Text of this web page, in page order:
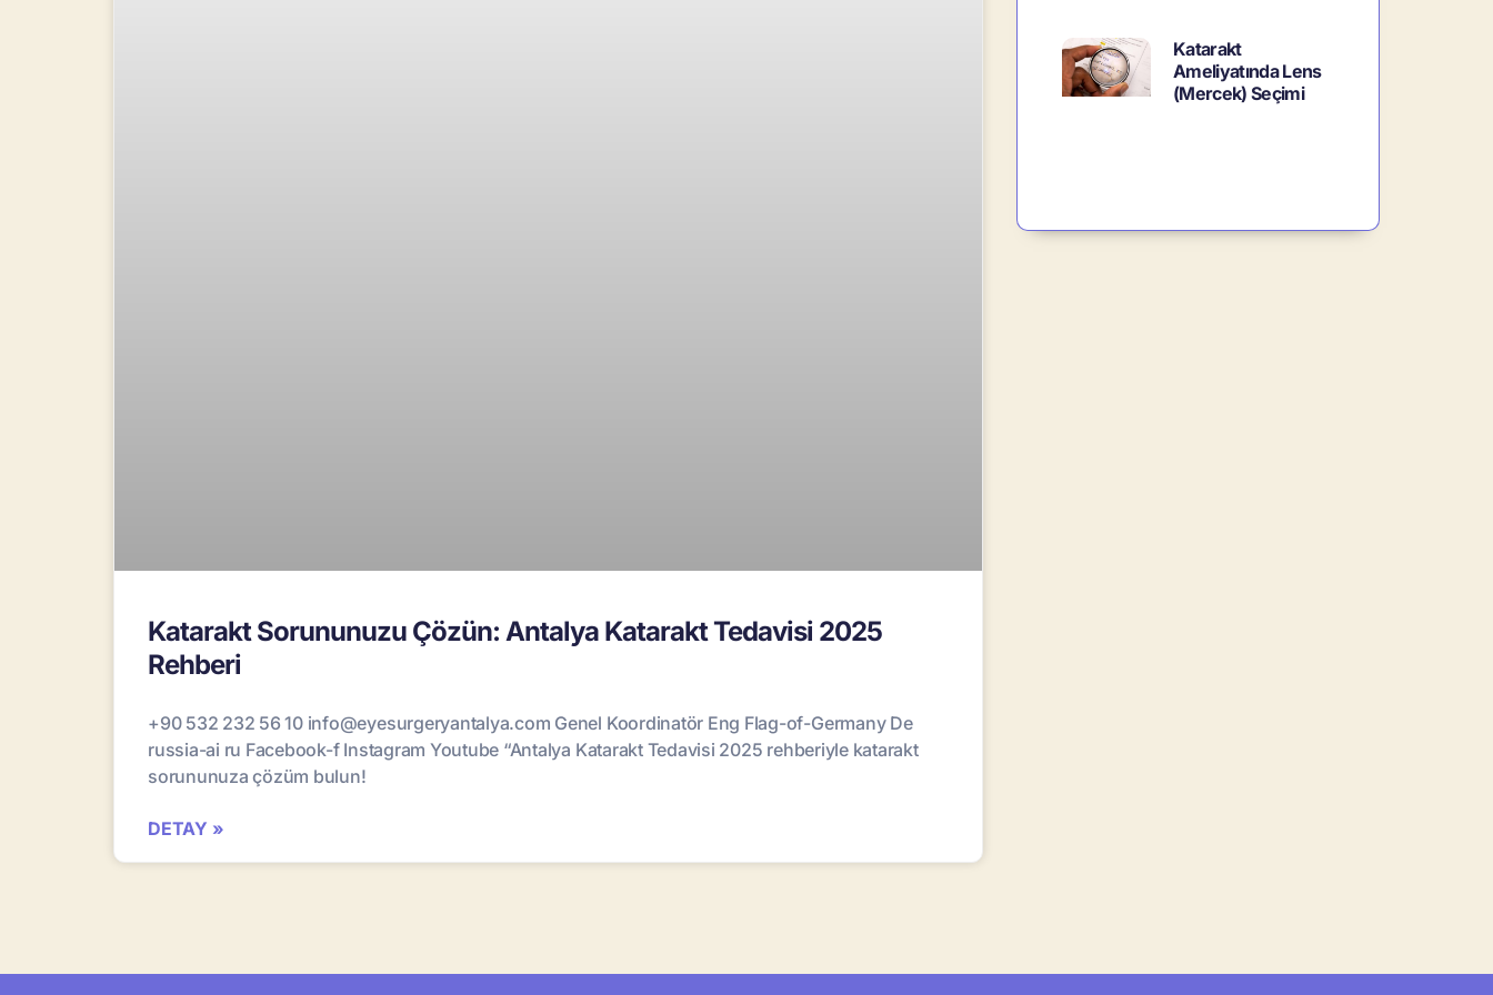
Katarakt Sorununuzu Çözün: Antalya Katarakt Tedavisi 2025
Rehberi
+90 532 232 56 10 info@eyesurgeryantalya.com Genel Koordinatör Eng Flag-of-Germany De
russia-ai ru Facebook-f Instagram Youtube “Antalya Katarakt Tedavisi 2025 rehberiyle katarakt
sorununuza çözüm bulun!
DETAY »
Katarakt
Ameliyatında Lens
(Mercek) Seçimi